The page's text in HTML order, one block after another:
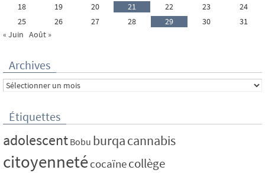
18
19 20 21 22 23
24
25
26 27 28 29 30
31
« Juin Août »
Archives
Archives
Étiquettes
adolescent Bobu burqacannabis
citoyennetécocaïnecollège